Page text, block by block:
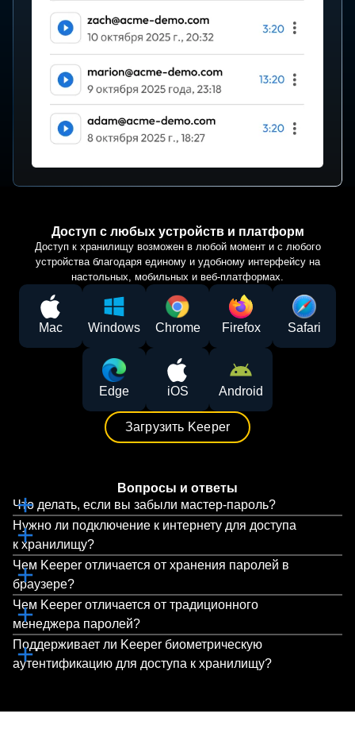
Доступ с любых устройств и платформ
Доступ к хранилищу возможен в любой момент и с любого
устройства благодаря единому и удобному интерфейсу на
настольных, мобильных и веб-платформах.
Mac Windows Chrome Firefox Safari
Edge iOS Android
Загрузить Keeper
Вопросы и ответы
Что делать, если вы забыли мастер-пароль?
Нужно ли подключение к интернету для доступа
к хранилищу?
Чем Keeper отличается от хранения паролей в
браузере?
Чем Keeper отличается от традиционного
менеджера паролей?
Поддерживает ли Keeper биометрическую
аутентификацию для доступа к хранилищу?